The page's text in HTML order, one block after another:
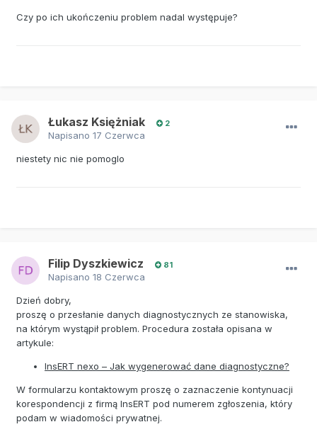
Czy po ich ukończeniu problem nadal występuje?
Łukasz Księżniak 2
Napisano 17 Czerwca
niestety nic nie pomoglo
Filip Dyszkiewicz 81
Napisano 18 Czerwca
Dzień dobry,
proszę o przesłanie danych diagnostycznych ze stanowiska,
na którym wystąpił problem. Procedura została opisana w
artykule:
InsERT nexo – Jak wygenerować dane diagnostyczne?
W formularzu kontaktowym proszę o zaznaczenie kontynuacji
korespondencji z firmą InsERT pod numerem zgłoszenia, który
podam w wiadomości prywatnej.